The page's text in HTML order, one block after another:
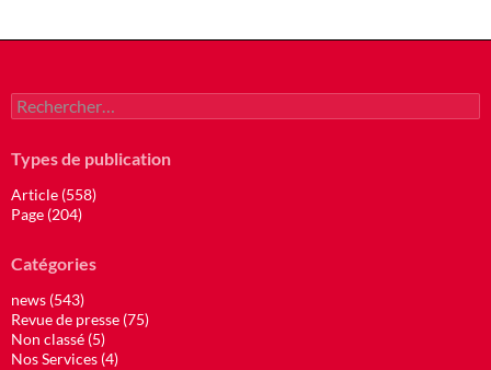
Rechercher :
Types de publication
Article (558)
Page (204)
Catégories
news (543)
Revue de presse (75)
Non classé (5)
Nos Services (4)